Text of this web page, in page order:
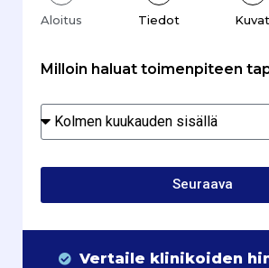
Aloitus
Tiedot
Kuvat
Milloin haluat toimenpiteen
Seuraava
Vertaile klinikoiden